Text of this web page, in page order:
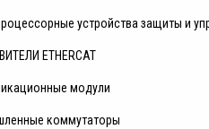
устройства защиты и
ETHERCAT
модули
коммутаторы